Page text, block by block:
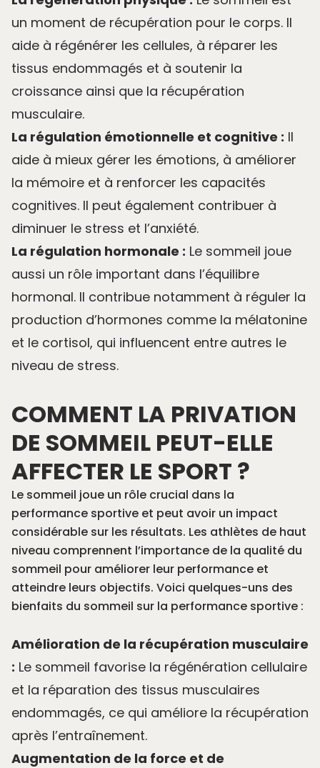
un moment de récupération pour le corps. Il
aide à régénérer les cellules, à réparer les
tissus endommagés et à soutenir la
croissance ainsi que la récupération
musculaire.
La régulation émotionnelle et cognitive : Il
aide à mieux gérer les émotions, à améliorer
la mémoire et à renforcer les capacités
cognitives. Il peut également contribuer à
diminuer le stress et l’anxiété.
La régulation hormonale : Le sommeil joue
aussi un rôle important dans l’équilibre
hormonal. Il contribue notamment à réguler la
production d’hormones comme la mélatonine
et le cortisol, qui influencent entre autres le
niveau de stress.
COMMENT LA PRIVATION
DE SOMMEIL PEUT-ELLE
AFFECTER LE SPORT ?
Le sommeil joue un rôle crucial dans la
performance sportive et peut avoir un impact
considérable sur les résultats. Les athlètes de haut
niveau comprennent l’importance de la qualité du
sommeil pour améliorer leur performance et
atteindre leurs objectifs. Voici quelques-uns des
bienfaits du sommeil sur la performance sportive :
Amélioration de la récupération musculaire
: Le sommeil favorise la régénération cellulaire
et la réparation des tissus musculaires
endommagés, ce qui améliore la récupération
après l’entraînement.
Augmentation de la force et de